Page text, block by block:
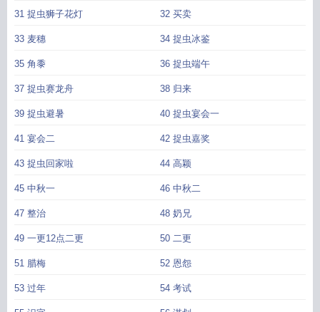
31 捉虫狮子花灯 32 买卖
33 麦穗 34 捉虫冰鉴
35 角黍 36 捉虫端午
37 捉虫赛龙舟 38 归来
39 捉虫避暑 40 捉虫宴会一
41 宴会二 42 捉虫嘉奖
43 捉虫回家啦 44 高颖
45 中秋一 46 中秋二
47 整治 48 奶兄
49 一更12点二更 50 二更
51 腊梅 52 恩怨
53 过年 54 考试